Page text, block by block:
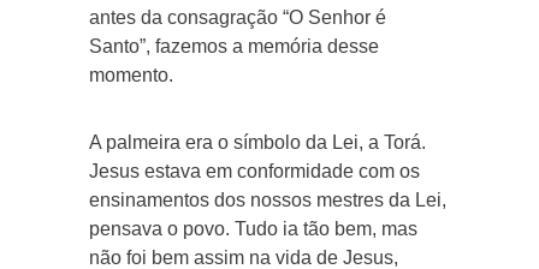
antes da consagração “O Senhor é
Santo”, fazemos a memória desse
momento.
A palmeira era o símbolo da Lei, a Torá.
Jesus estava em conformidade com os
ensinamentos dos nossos mestres da Lei,
pensava o povo. Tudo ia tão bem, mas
não foi bem assim na vida de Jesus,